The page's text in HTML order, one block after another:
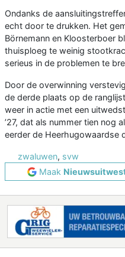
Ondanks de
echt door te drukken. Het
Börnemann en Kloosterboer
thuisploeg te weinig
serieus in de problemen te
Door de overwinning
de derde plaats op de
weer in actie met een
’27, dat als nummer tien nog
eerder de Heerhugowaardse
zwaluwen, svw
Maak